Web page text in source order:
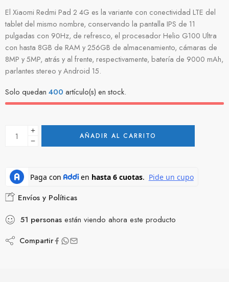
El Xiaomi Redmi Pad 2 4G es la variante con conectividad LTE del
tablet del mismo nombre, conservando la pantalla IPS de 11
pulgadas con 90Hz, de refresco, el procesador Helio G100 Ultra
con hasta 8GB de RAM y 256GB de almacenamiento, cámaras de
8MP y 5MP, atrás y al frente, respectivamente, batería de 9000 mAh,
parlantes stereo y Android 15.
Solo quedan 400 artículo(s) en stock.
AÑADIR AL CARRITO
Envíos y Políticas
51 personas están viendo ahora este producto
Compartir